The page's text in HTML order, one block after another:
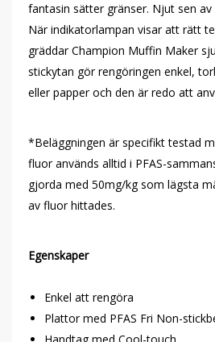
fantasin sätter gränser. Njut sen
När indikatorlampan visar att rätt
gräddar Champion Muffin Maker
stickytan gör rengöringen enkel,
eller papper och den är redo att
*Beläggningen är specifikt testad
fluor används alltid i PFAS-
gjorda med 50mg/kg som lägsta
av fluor hittades.
Egenskaper
Enkel att rengöra
Plattor med PFAS Fri Non-